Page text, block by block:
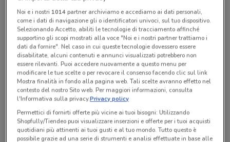
Lunedì n.d.
Martedì n.d.
Mercoledì n.d.
Giovedì n.d.
Venerdì n.d.
Sabato n.d.
Domenica n.d.
Tutte le promozioni di questo negozio
Noi e i nostri 1014partner archiviamo e accediamo ai dati personali,
come i dati di navigazione gli o identificatori univoci, sul tuo dispositivo.
Selezionando Accetto, abiliti le tecnologie di tracciamento affinché
supportino gli scopi mostrati alla voce "Noi e i nostri partner trattiamo i
dati da fornire". Nel caso in cui queste tecnologie dovessero essere
disabilitate, alcuni contenuti e annunci visualizzati potrebbero non
essere rilevanti. Puoi accedere nuovamente a questo menu per
modificare le tue scelte o per revocare il consenso facendo clic sul link
Mostra finalità in fondo alla pagina web. Tali scelte avranno effetto nel
contesto del nostro Sito web. Per maggiori informazioni, consulta
l'Informativa sulla privacy.Privacy policy
Permettici di fornirti offerte più vicine ai tuoi bisogni: Utilizzando
Shopfully/Tiendeo puoi visualizzare inserzioni e offerte per i tuoi acquisti
quotidiani più attinenti ai tuoi gusti e al tuo mondo. Tutto questo è
possibile grazie ad una serie di strumenti e analisi effettuate in base alle